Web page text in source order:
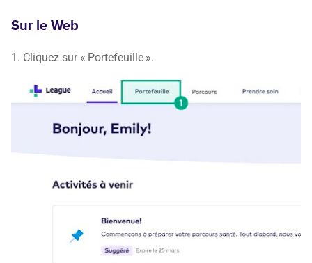
Sur le Web
1. Cliquez sur « Portefeuille ».